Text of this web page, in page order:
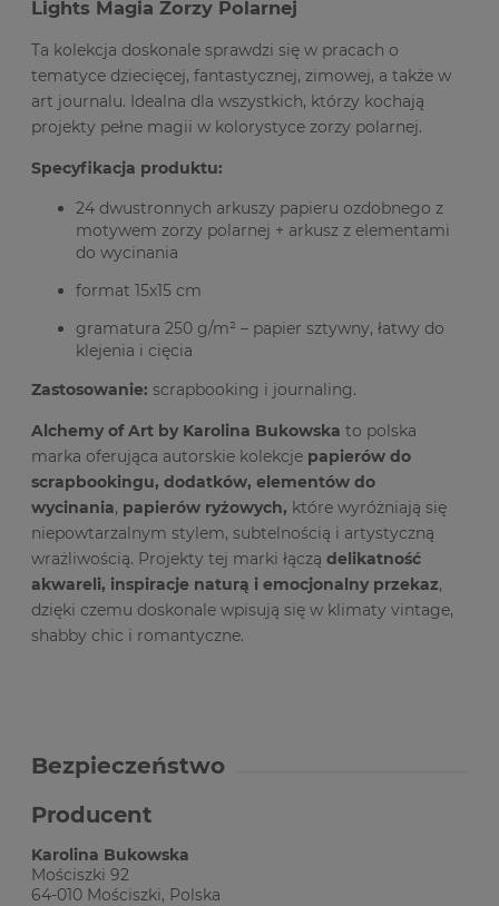
Lights Magia Zorzy Polarnej
Ta kolekcja doskonale sprawdzi się w pracach o
tematyce dziecięcej, fantastycznej, zimowej, a także w
art journalu. Idealna dla wszystkich, którzy kochają
projekty pełne magii w kolorystyce zorzy polarnej.
Specyfikacja produktu:
24 dwustronnych arkuszy papieru ozdobnego z
motywem zorzy polarnej + arkusz z elementami
do wycinania
format 15x15 cm
gramatura 250 g/m² – papier sztywny, łatwy do
klejenia i cięcia
Zastosowanie: scrapbooking i journaling.
Alchemy of Art by Karolina Bukowska to polska
marka oferująca autorskie kolekcje papierów do
scrapbookingu, dodatków, elementów do
wycinania, papierów ryżowych, które wyróżniają się
niepowtarzalnym stylem, subtelnością i artystyczną
wrażliwością. Projekty tej marki łączą delikatność
akwareli, inspiracje naturą i emocjonalny przekaz,
dzięki czemu doskonale wpisują się w klimaty vintage,
shabby chic i romantyczne.
Bezpieczeństwo
Producent
Karolina Bukowska
Mościszki 92
64-010 Mościszki, Polska